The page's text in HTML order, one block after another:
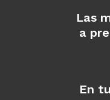
Las
a
En